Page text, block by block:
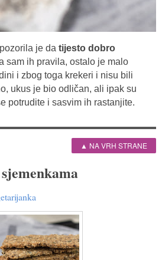
je da tijesto dobro
sam ih pravila, ostalo je malo
i zbog toga krekeri i nisu bili
ukus je bio odličan, ali ipak su
potrudite i sasvim ih rastanjite.
▲ NA VRH STRANE